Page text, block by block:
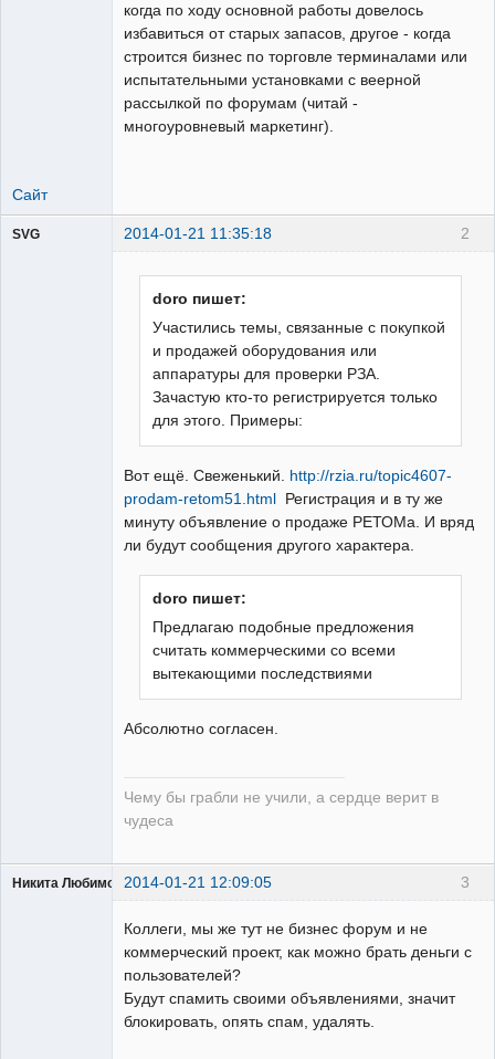
когда по ходу основной работы довелось
избавиться от старых запасов, другое - когда
строится бизнес по торговле терминалами или
испытательными установками с веерной
рассылкой по форумам (читай -
многоуровневый маркетинг).
Сайт
2
SVG 2014-01-21 11:35:18
doro пишет:
Участились темы, связанные с покупкой
и продажей оборудования или
аппаратуры для проверки РЗА.
Зачастую кто-то регистрируется только
для этого. Примеры:
Вот ещё. Свеженький. http://rzia.ru/topic4607-
prodam-retom51.html Регистрация и в ту же
минуту объявление о продаже РЕТОМа. И вряд
ли будут сообщения другого характера.
doro пишет:
Предлагаю подобные предложения
считать коммерческими со всеми
вытекающими последствиями
Абсолютно согласен.
Чему бы грабли не учили, а сердце верит в
чудеса
3
Никита Любимов 2014-01-21 12:09:05
Коллеги, мы же тут не бизнес форум и не
коммерческий проект, как можно брать деньги с
пользователей?
Будут спамить своими объявлениями, значит
блокировать, опять спам, удалять.